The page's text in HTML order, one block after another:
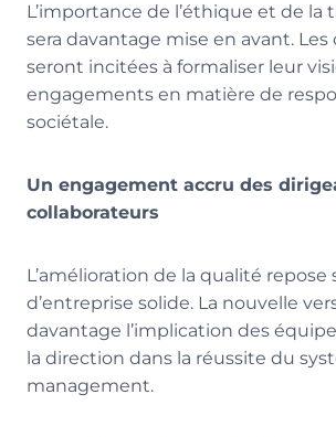
L’importance de l’éthique et de la
sera davantage mise en avant.
seront incitées à formaliser leur
engagements en matière de
sociétale.
Un engagement accru des
collaborateurs
L’amélioration de la qualité
d’entreprise solide. La nouvelle
davantage l’implication des
la direction dans la réussite du
management.